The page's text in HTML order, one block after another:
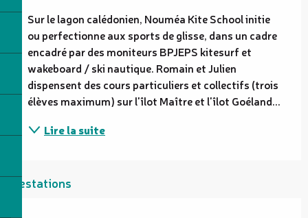
Sur le lagon calédonien, Nouméa Kite School initie
ou perfectionne aux sports de glisse, dans un cadre
encadré par des moniteurs BPJEPS kitesurf et
wakeboard / ski nautique. Romain et Julien
dispensent des cours particuliers et collectifs (trois
élèves maximum) sur l'îlot Maître et l'îlot Goéland...
Lire la suite
Prestations